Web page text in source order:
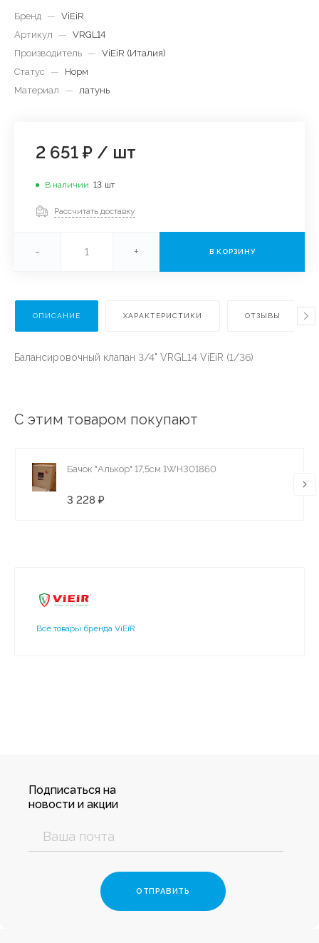
Бренд — ViEiR
Артикул
— VRGL14
Производитель — ViEiR (Италия)
Статус
—
Норм
Материал
— латунь
2 651 ₽ / шт
В наличии 13 шт
Рассчитать доставку
- + В КОРЗИНУ
ОПИСАНИЕ ХАРАКТЕРИСТИКИ ОТЗЫВЫ
Балансировочный клапан 3/4" VRGL14 ViEiR (1/36)
С этим товаром покупают
Бачок "Алькор" 17,5см 1WH301860
3 228 ₽
Все товары бренда ViEiR
Подписаться на
новости и акции